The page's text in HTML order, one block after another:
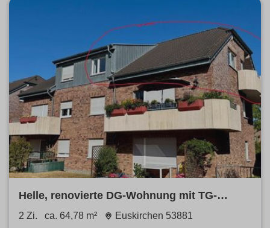
Helle, renovierte DG-Wohnung mit TG-
Stellplatz
2 Zi. ca. 64,78 m² Euskirchen 53881